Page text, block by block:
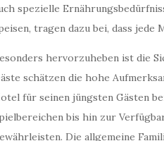
spezielle
tragen dazu bei, dass jede
hervorzuheben ist die
schätzen die hohe
für seinen jüngsten Gästen
bis hin zur
Die allgemeine